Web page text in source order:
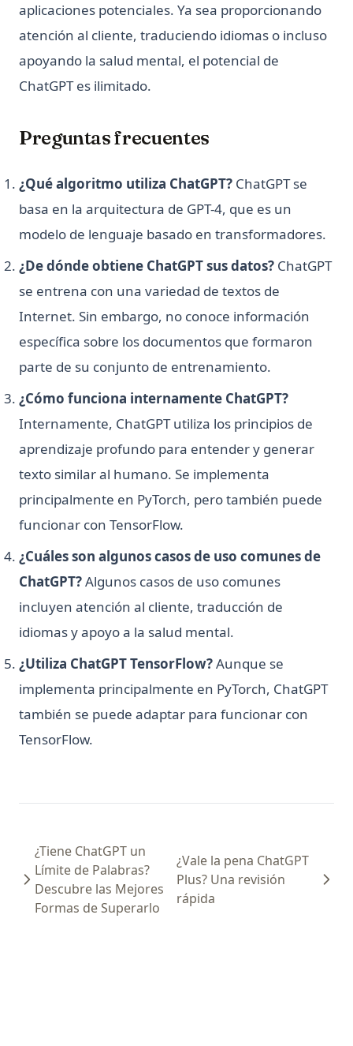
aplicaciones potenciales. Ya sea proporcionando
atención al cliente, traduciendo idiomas o incluso
apoyando la salud mental, el potencial de
ChatGPT es ilimitado.
Preguntas frecuentes
¿Qué algoritmo utiliza ChatGPT? ChatGPT se
basa en la arquitectura de GPT-4, que es un
modelo de lenguaje basado en transformadores.
¿De dónde obtiene ChatGPT sus datos? ChatGPT
se entrena con una variedad de textos de
Internet. Sin embargo, no conoce información
específica sobre los documentos que formaron
parte de su conjunto de entrenamiento.
¿Cómo funciona internamente ChatGPT?
Internamente, ChatGPT utiliza los principios de
aprendizaje profundo para entender y generar
texto similar al humano. Se implementa
principalmente en PyTorch, pero también puede
funcionar con TensorFlow.
¿Cuáles son algunos casos de uso comunes de
ChatGPT?Algunos casos de uso comunes
incluyen atención al cliente, traducción de
idiomas y apoyo a la salud mental.
¿Utiliza ChatGPT TensorFlow?Aunque se
implementa principalmente en PyTorch, ChatGPT
también se puede adaptar para funcionar con
TensorFlow.
¿Tiene ChatGPT un
Límite de Palabras?
Descubre las Mejores
Formas de Superarlo
¿Vale la pena ChatGPT
Plus? Una revisión
rápida